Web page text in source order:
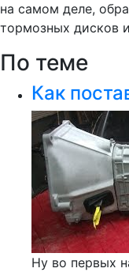
на самом деле,
тормозных дисков
По теме
Как
Ну во первых